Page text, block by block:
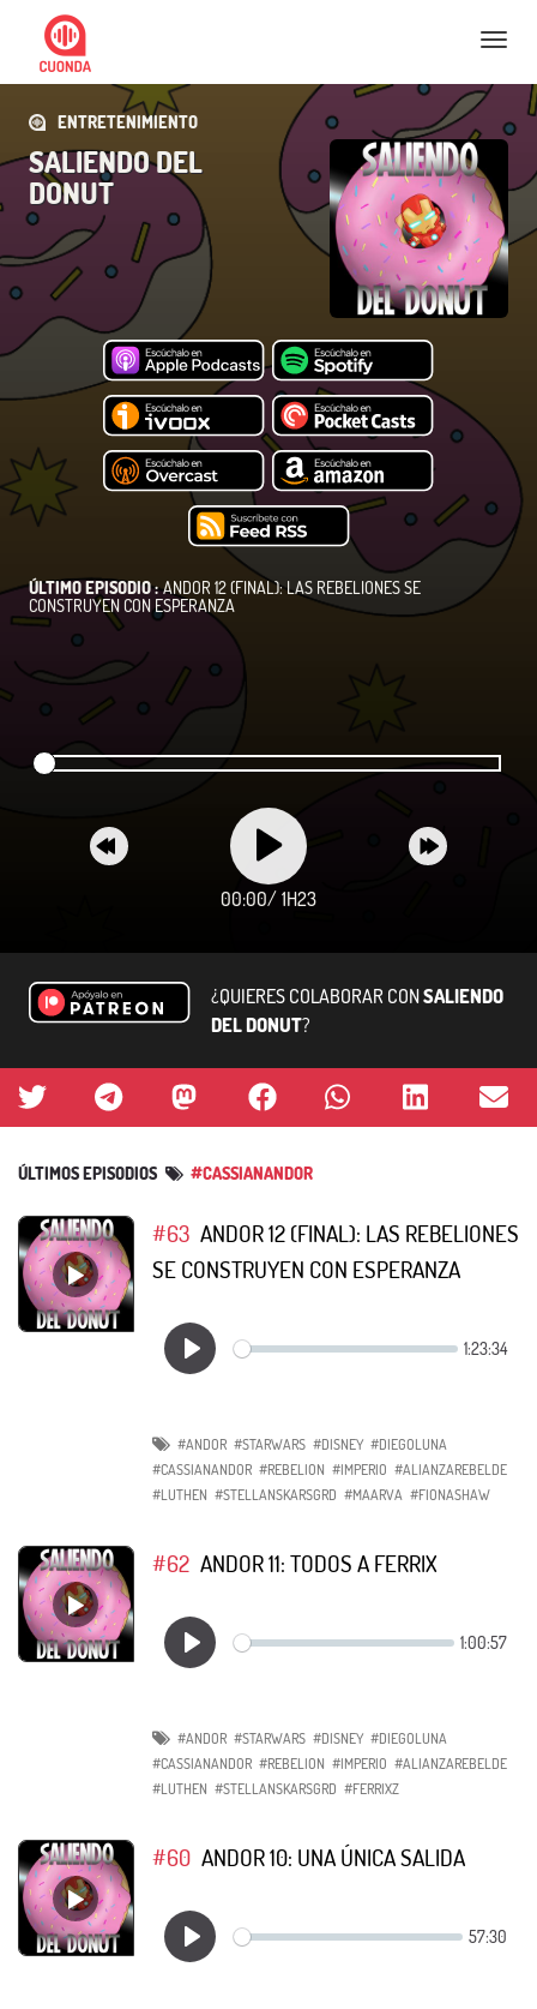
Nav
ENTRETENIMIENTO
SALIENDO DEL
DONUT
ÚLTIMO EPISODIO : ANDOR 12 (FINAL): LAS REBELIONES SE
CONSTRUYEN CON ESPERANZA
00:00/ 1H23
¿QUIERES COLABORAR CONSALIENDO
DEL DONUT?
ÚLTIMOS EPISODIOS #CASSIANANDOR
#63 ANDOR 12 (FINAL): LAS REBELIONES
SE CONSTRUYEN CON ESPERANZA
#ANDOR #STARWARS #DISNEY #DIEGOLUNA
#CASSIANANDOR #REBELION #IMPERIO #ALIANZAREBELDE
#LUTHEN #STELLANSKARSGRD #MAARVA #FIONASHAW
#62 ANDOR 11: TODOS A FERRIX
#ANDOR #STARWARS #DISNEY #DIEGOLUNA
#CASSIANANDOR #REBELION #IMPERIO #ALIANZAREBELDE
#LUTHEN #STELLANSKARSGRD #FERRIXZ
#60 ANDOR 10: UNA ÚNICA SALIDA